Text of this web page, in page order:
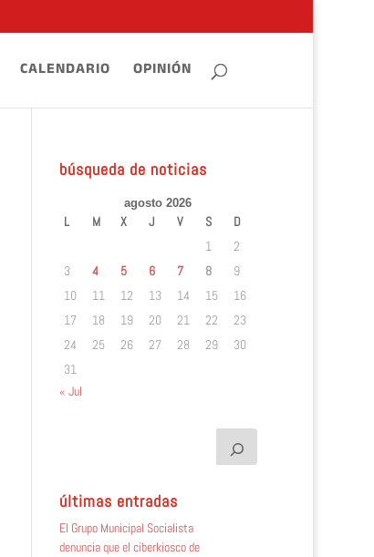
CALENDARIO OPINIÓN
búsqueda de noticias
agosto 2026
L M X J V S
D
1
2
3
4 5 6 7 8
9
10
11 12 13 14 15
16
17
18 19 20 21 22
23
24
25 26 27 28 29
30
31
« Jul
últimas entradas
El Grupo Municipal Socialista
denuncia que el ciberkiosco de